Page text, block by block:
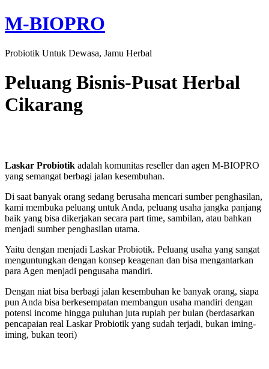
M-BIOPRO
Probiotik Untuk Dewasa, Jamu Herbal
Peluang Bisnis-Pusat Herbal
Cikarang
Laskar Probiotik adalah komunitas reseller dan agen M-BIOPRO
yang semangat berbagi jalan kesembuhan.
Di saat banyak orang sedang berusaha mencari sumber penghasilan,
kami membuka peluang untuk Anda, peluang usaha jangka panjang
baik yang bisa dikerjakan secara part time, sambilan, atau bahkan
menjadi sumber penghasilan utama.
Yaitu dengan menjadi Laskar Probiotik. Peluang usaha yang sangat
menguntungkan dengan konsep keagenan dan bisa mengantarkan
para Agen menjadi pengusaha mandiri.
Dengan niat bisa berbagi jalan kesembuhan ke banyak orang, siapa
pun Anda bisa berkesempatan membangun usaha mandiri dengan
potensi income hingga puluhan juta rupiah per bulan (berdasarkan
pencapaian real Laskar Probiotik yang sudah terjadi, bukan iming-
iming, bukan teori)